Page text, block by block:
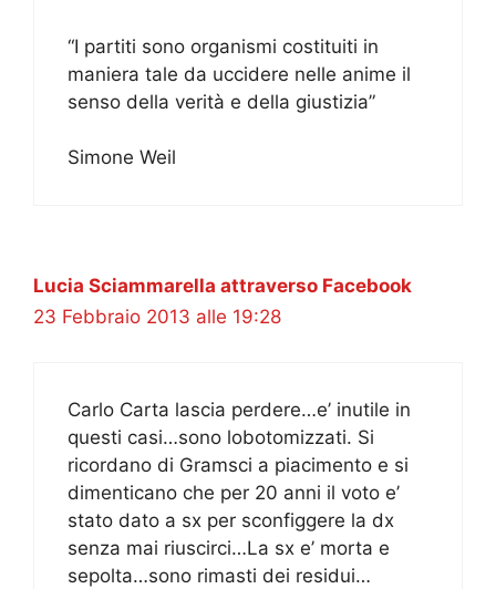
“I partiti sono organismi costituiti in
maniera tale da uccidere nelle anime il
senso della verità e della giustizia”
Simone Weil
Lucia Sciammarella attraverso Facebook
23 Febbraio 2013 alle 19:28
Carlo Carta lascia perdere…e’ inutile in
questi casi…sono lobotomizzati. Si
ricordano di Gramsci a piacimento e si
dimenticano che per 20 anni il voto e’
stato dato a sx per sconfiggere la dx
senza mai riuscirci…La sx e’ morta e
sepolta…sono rimasti dei residui…